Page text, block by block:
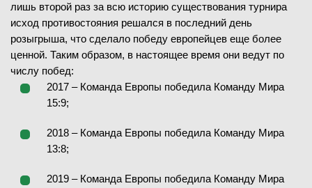
лишь второй раз за всю историю существования турнира
исход противостояния решался в последний день
розыгрыша, что сделало победу европейцев еще более
ценной. Таким образом, в настоящее время они ведут по
числу побед:
2017 – Команда Европы победила Команду Мира
15:9;
2018 – Команда Европы победила Команду Мира
13:8;
2019 – Команда Европы победила Команду Мира